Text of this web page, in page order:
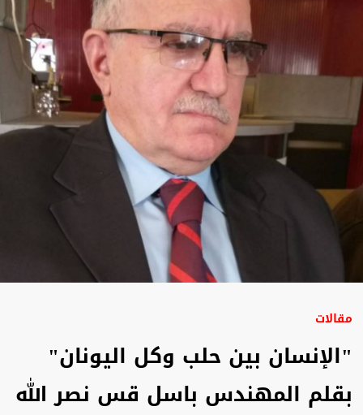
مقالات
"الإنسان بين حلب وكل اليونان"
بقلم المهندس باسل قس نصر الله